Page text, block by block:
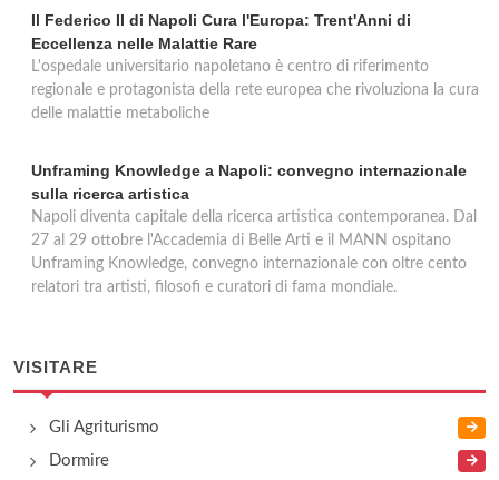
Il Federico II di Napoli Cura l'Europa: Trent'Anni di
Eccellenza nelle Malattie Rare
L'ospedale universitario napoletano è centro di riferimento
regionale e protagonista della rete europea che rivoluziona la cura
delle malattie metaboliche
Unframing Knowledge a Napoli: convegno internazionale
sulla ricerca artistica
Napoli diventa capitale della ricerca artistica contemporanea. Dal
27 al 29 ottobre l'Accademia di Belle Arti e il MANN ospitano
Unframing Knowledge, convegno internazionale con oltre cento
relatori tra artisti, filosofi e curatori di fama mondiale.
VISITARE
Gli Agriturismo
Dormire